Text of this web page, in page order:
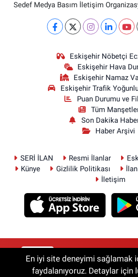
Sedef Medya Basım İletişim
Eskişehir Nöbetçi
Eskişehir Hava
Eskişehir Namaz
Eskişehir Trafik
Puan Durumu ve
Tüm
Son Dakika
Haber Arşivi
SERİ İLAN Resmi İlanlar
Künye
Gizlilik Politikası
İletişim
RSS Copyright © 2026.
En iyi site deneyimi sağlamak
faydalanıyoruz. Detaylar için